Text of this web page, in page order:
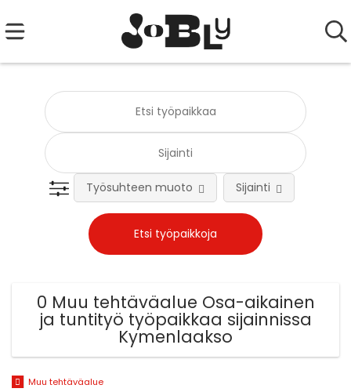
Työsuhteen muoto Sijainti
0 Muu tehtäväalue Osa-aikainen
ja tuntityö työpaikkaa sijainnissa
Kymenlaakso
Muu tehtäväalue